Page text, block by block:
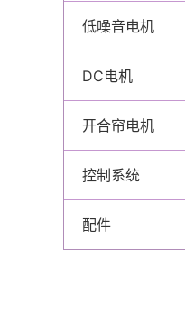
低噪音电机
DC电机
开合帘电机
控制系统
配件